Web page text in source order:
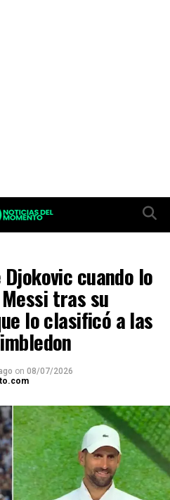
cuando lo
tras su
lo clasificó a las
on 08/07/2026